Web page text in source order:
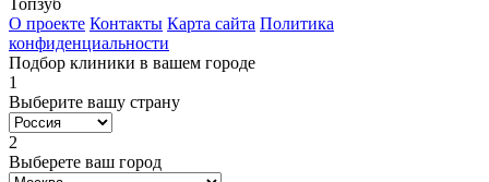
О проекте Контакты Карта сайта Политика
конфиденциальности
Подбор клиники в вашем городе
1
Выберите вашу страну
2
Выберете ваш город